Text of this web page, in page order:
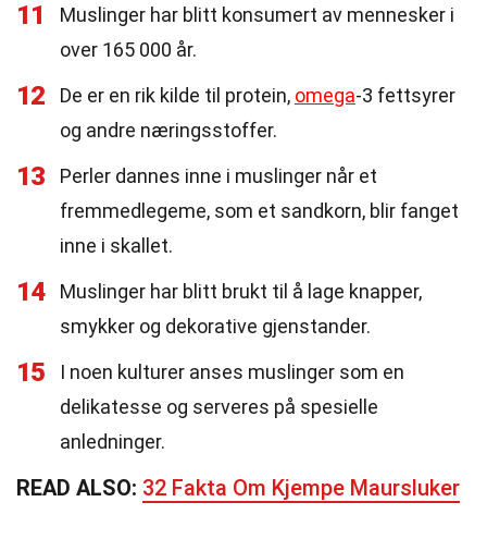
11
Muslinger har blitt konsumert av mennesker i
over 165 000 år.
12 De er en rik kilde til protein, omega-3 fettsyrer
og andre næringsstoffer.
13
Perler dannes inne i muslinger når et
fremmedlegeme, som et sandkorn, blir fanget
inne i skallet.
14
Muslinger har blitt brukt til å lage knapper,
smykker og dekorative gjenstander.
15
I noen kulturer anses muslinger som en
delikatesse og serveres på spesielle
anledninger.
READ ALSO: 32 Fakta Om Kjempe Maursluker